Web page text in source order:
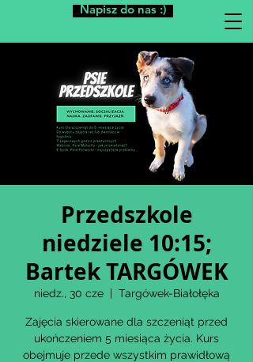
Napisz do nas :)
Przedszkole
niedziele 10:15;
Bartek TARGÓWEK
niedz., 30 cze
  |
Targówek-Białołęka
Zajęcia skierowane dla szczeniąt przed
ukończeniem 5 miesiąca życia. Kurs
obejmuje przede wszystkim prawidłową